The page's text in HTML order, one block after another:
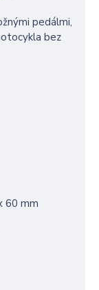
pedálmi,
bez
60 mm